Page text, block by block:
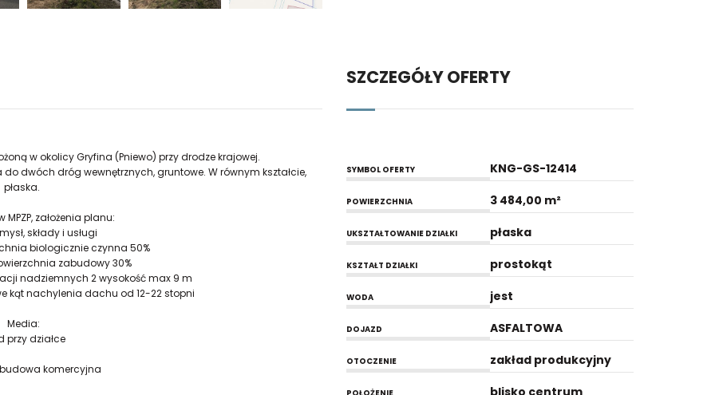
w okolicy Gryfina (Pniewo) przy drodze krajowej.
dwóch dróg wewnętrznych, gruntowe. W równym kształcie,
płaska.
MPZP, założenia planu:
składy i usługi
biologicznie czynna 50%
zabudowy 30%
nadziemnych 2 wysokość max 9 m
kąt nachylenia dachu od 12-22 stopni
Media:
przy działce
komercyjna
SZCZEGÓŁY OFERTY
SYMBOL OFERTY KNG-GS-12414
POWIERZCHNIA 3 484,00 m²
UKSZTAŁTOWANIE DZIAŁKI płaska
KSZTAŁT DZIAŁKI prostokąt
WODA jest
DOJAZD ASFALTOWA
OTOCZENIE zakład produkcyjny
blisko centrum